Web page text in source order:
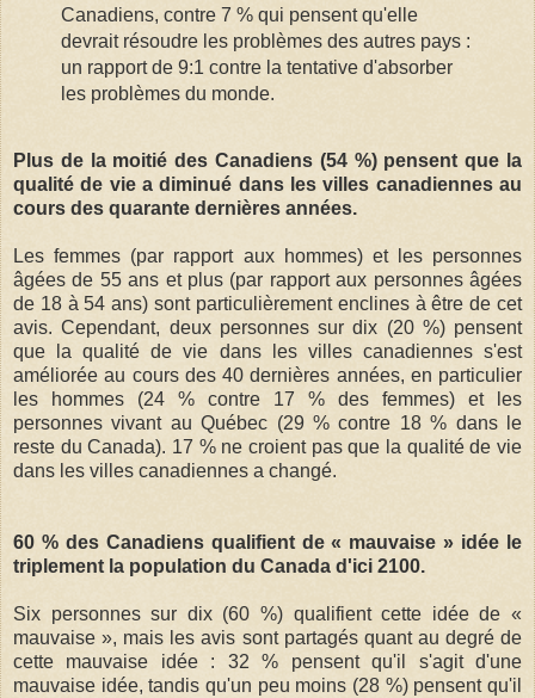
Canadiens, contre 7 % qui pensent qu'elle
devrait résoudre les problèmes des autres pays :
un rapport de 9:1 contre la tentative d'absorber
les problèmes du monde.
Plus de la moitié des Canadiens (54 %) pensent que la
qualité de vie a diminué dans les villes canadiennes au
cours des quarante dernières années.
Les femmes (par rapport aux hommes) et les personnes
âgées de 55 ans et plus (par rapport aux personnes âgées
de 18 à 54 ans) sont particulièrement enclines à être de cet
avis. Cependant, deux personnes sur dix (20 %) pensent
que la qualité de vie dans les villes canadiennes s'est
améliorée au cours des 40 dernières années, en particulier
les hommes (24 % contre 17 % des femmes) et les
personnes vivant au Québec (29 % contre 18 % dans le
reste du Canada). 17 % ne croient pas que la qualité de vie
dans les villes canadiennes a changé.
60 % des Canadiens qualifient de « mauvaise » idée le
triplement la population du Canada d'ici 2100.
Six personnes sur dix (60 %) qualifient cette idée de «
mauvaise », mais les avis sont partagés quant au degré de
cette mauvaise idée : 32 % pensent qu'il s'agit d'une
mauvaise idée, tandis qu'un peu moins (28 %) pensent qu'il